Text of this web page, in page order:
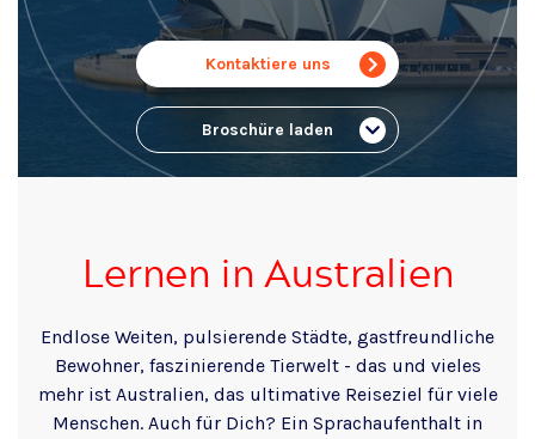
Kontaktiere uns
Broschüre laden
Lernen in Australien
Endlose Weiten, pulsierende Städte, gastfreundliche
Bewohner, faszinierende Tierwelt - das und vieles
mehr ist Australien, das ultimative Reiseziel für viele
Menschen. Auch für Dich? Ein Sprachaufenthalt in